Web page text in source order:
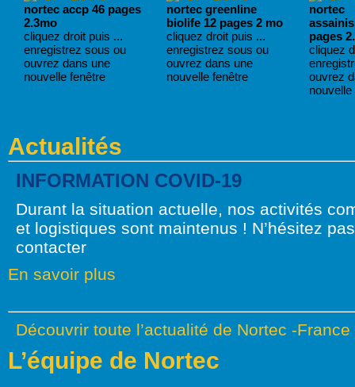
nortec accp 46 pages
2.3mo
cliquez droit puis ...
enregistrez sous ou
ouvrez dans une
nouvelle fenêtre
nortec greenline
biolife 12 pages 2 mo
cliquez droit puis ...
enregistrez sous ou
ouvrez dans une
nouvelle fenêtre
nortec
pages
cliquez
ouvrez
Actualités
INFORMATION COVID-19
Durant la situation actuelle, nos activités
et logistiques sont maintenus ! N’hésitez
contacter
En savoir plus
Découvrir toute l’actualité de Nortec -France
L’équipe de Nortec